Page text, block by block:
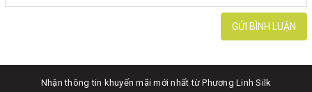
GỬI BÌNH LUẬN
Nhận thông tin khuyến mãi mới nhất từ Phương Linh Silk